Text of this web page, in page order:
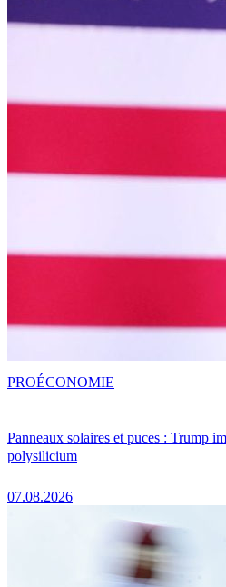
Panneaux solaires et puces : Trump
polysilicium
07.08.2026
PROÉCONOMIE